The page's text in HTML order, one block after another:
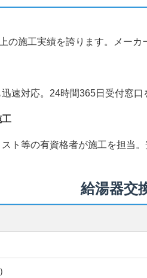
の施工実績を誇ります。メー
速対応。24時間365日受付窓
工
ト等の有資格者が施工を担当
給湯器交